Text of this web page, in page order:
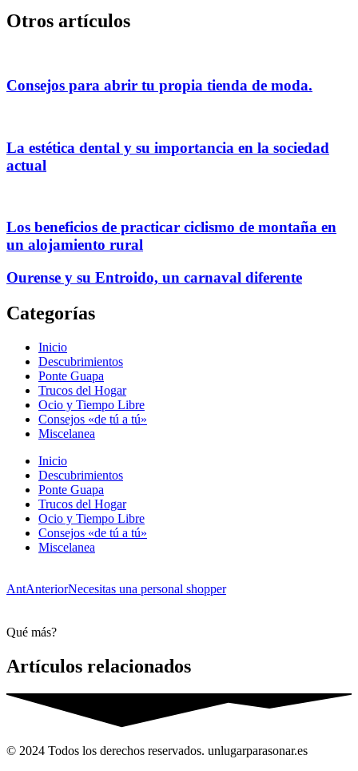
Otros artículos
Consejos para abrir tu propia tienda de moda.
La estética dental y su importancia en la sociedad
actual
Los beneficios de practicar ciclismo de montaña en
un alojamiento rural
Ourense y su Entroido, un carnaval diferente
Categorías
Inicio
Descubrimientos
Ponte Guapa
Trucos del Hogar
Ocio y Tiempo Libre
Consejos «de tú a tú»
Miscelanea
Inicio
Descubrimientos
Ponte Guapa
Trucos del Hogar
Ocio y Tiempo Libre
Consejos «de tú a tú»
Miscelanea
AntAnteriorNecesitas una personal shopper
Qué más?
Artículos relacionados
© 2024 Todos los derechos reservados. unlugarparasonar.es